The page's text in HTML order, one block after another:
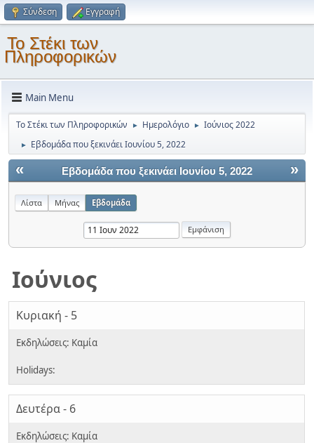
Σύνδεση Εγγραφή
Το Στέκι των
Πληροφορικών
Main Menu
Το Στέκι των Πληροφορικών ► Ημερολόγιο ► Ιούνιος 2022
► Εβδομάδα που ξεκινάει Ιουνίου 5, 2022
« »
Εβδομάδα που ξεκινάει Ιουνίου 5, 2022
Λίστα Μήνας Εβδομάδα
Ιούνιος
Κυριακή - 5
Δευτέρα - 6